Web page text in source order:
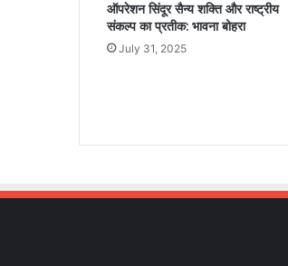
ऑपरेशन सिंदूर सैन्य शक्ति और राष्ट्रीय
संकल्प का प्रतीक: भावना बोहरा
July 31, 2025